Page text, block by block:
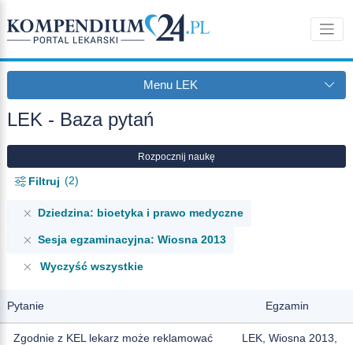
Menu LEK
LEK - Baza pytań
Filtruj 2
Rozpocznij naukę
Dziedzina: bioetyka i prawo medyczne
Sesja egzaminacyjna: Wiosna 2013
Wyczyść wszystkie
Pytanie Egzamin
Zgodnie z KEL lekarz może reklamować
LEK, Wiosna 2013,